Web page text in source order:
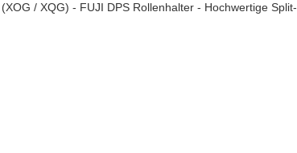
/ XQG) - FUJI DPS Rollenhalter - Hochwertige Split-